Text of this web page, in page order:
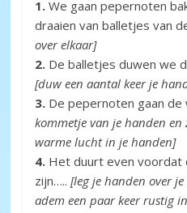
1. We gaan pepernoten
draaien van balletjes van
over elkaar]
2. De balletjes duwen we
[duw een aantal keer je
3. De pepernoten gaan
kommetje van je handen
warme lucht in je handen]
4. Het duurt even voordat
zijn…..[leg je handen over
adem een paar keer rustig